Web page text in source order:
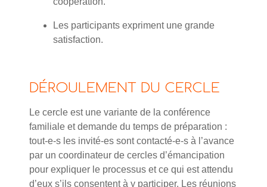
Les participants expriment une grande
satisfaction.
DÉROULEMENT DU CERCLE
Le cercle est une variante de la conférence
familiale et demande du temps de préparation :
tout-e-s les invité-es sont contacté-e-s à l’avance
par un coordinateur de cercles d’émancipation
pour expliquer le processus et ce qui est attendu
d’eux s’ils consentent à y participer. Les réunions